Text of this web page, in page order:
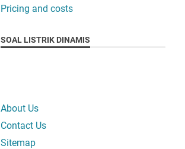
Pricing and costs
SOAL LISTRIK DINAMIS
About Us
Contact Us
Sitemap